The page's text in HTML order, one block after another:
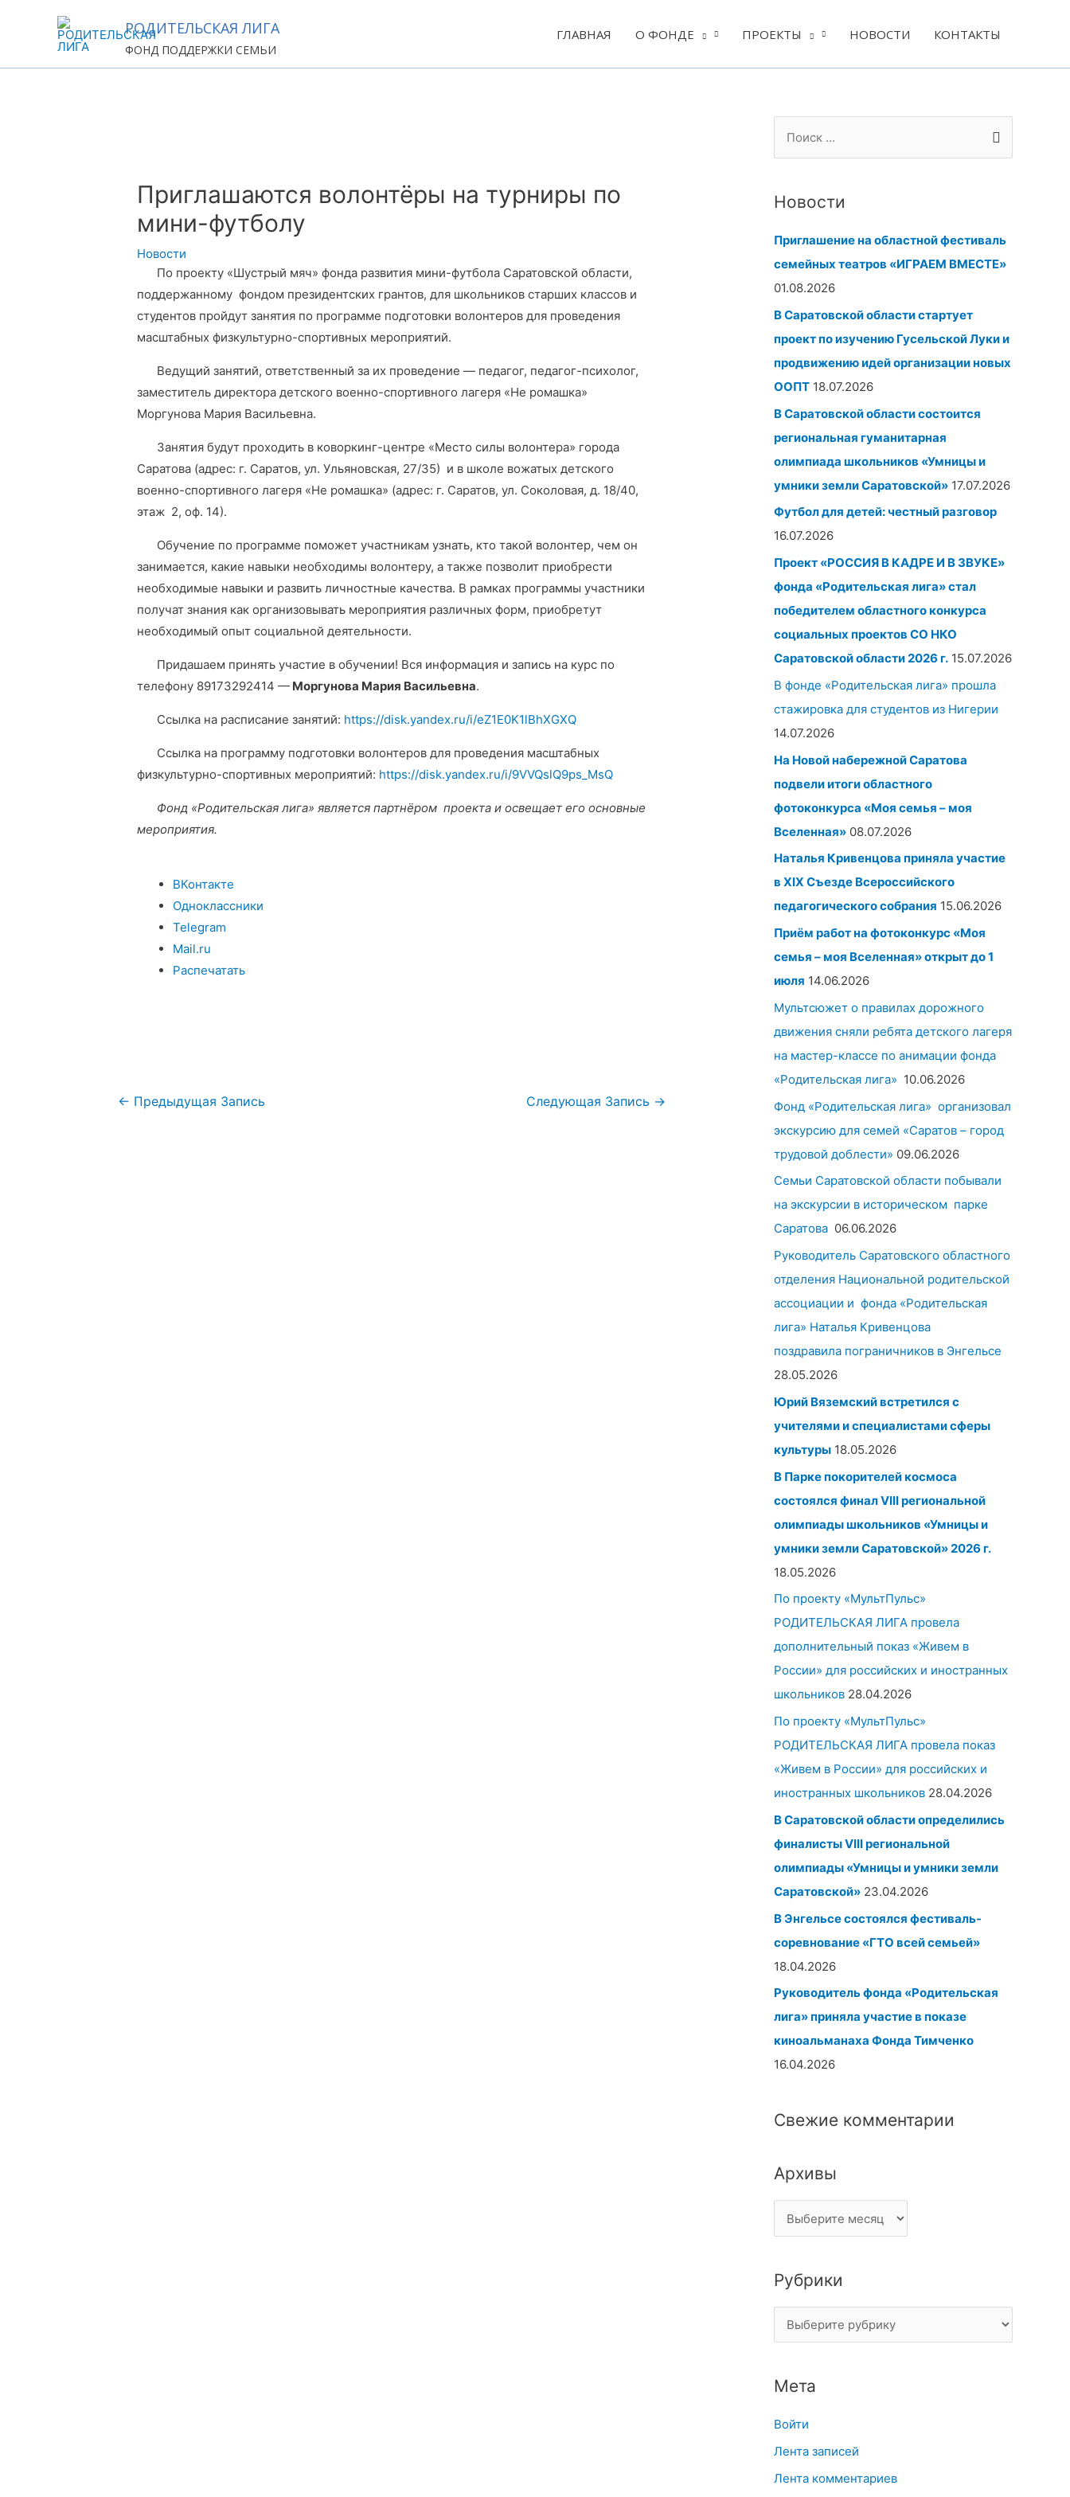
содержимому
РОДИТЕЛЬСКАЯ ЛИГА
ФОНД ПОДДЕРЖКИ СЕМЬИ
ГЛАВНАЯ О ФОНДЕ ПРОЕКТЫ НОВОСТИ КОНТАКТЫ
Приглашаются волонтёры на турниры по
мини-футболу
Новости
По проекту «Шустрый мяч» фонда развития мини-футбола Саратовской области,
поддержанному фондом президентских грантов, для школьников старших классов и
студентов пройдут занятия по программе подготовки волонтеров для проведения
масштабных физкультурно-спортивных мероприятий.
Ведущий занятий, ответственный за их проведение — педагог, педагог-психолог,
заместитель директора детского военно-спортивного лагеря «Не ромашка»
Моргунова Мария Васильевна.
Занятия будут проходить в коворкинг-центре «Место силы волонтера» города
Саратова (адрес: г. Саратов, ул. Ульяновская, 27/35) и в школе вожатых детского
военно-спортивного лагеря «Не ромашка» (адрес: г. Саратов, ул. Соколовая, д. 18/40,
этаж 2, оф. 14).
Обучение по программе поможет участникам узнать, кто такой волонтер, чем он
занимается, какие навыки необходимы волонтеру, а также позволит приобрести
необходимые навыки и развить личностные качества. В рамках программы участники
получат знания как организовывать мероприятия различных форм, приобретут
необходимый опыт социальной деятельности.
Придашаем принять участие в обучении! Вся информация и запись на курс по
телефону 89173292414 — Моргунова Мария Васильевна.
Ссылка на расписание занятий: https://disk.yandex.ru/i/eZ1E0K1lBhXGXQ
Ссылка на программу подготовки волонтеров для проведения масштабных
физкультурно-спортивных мероприятий: https://disk.yandex.ru/i/9VVQslQ9ps_MsQ
Фонд «Родительская лига» является партнёром проекта и освещает его основные
мероприятия.
ВКонтакте
Одноклассники
Telegram
Mail.ru
Распечатать
← Предыдущая Запись Следующая Запись →
с
к
:
Новости
Приглашение на областной фестиваль
семейных театров «ИГРАЕМ ВМЕСТЕ»
01.08.2026
В Саратовской области стартует
проект по изучению Гусельской Луки и
продвижению идей организации новых
ООПТ 18.07.2026
В Саратовской области состоится
региональная гуманитарная
олимпиада школьников «Умницы и
умники земли Саратовской» 17.07.2026
Футбол для детей: честный разговор
16.07.2026
Проект «РОССИЯ В КАДРЕ И В ЗВУКЕ»
фонда «Родительская лига» стал
победителем областного конкурса
социальных проектов СО НКО
Саратовской области 2026 г. 15.07.2026
В фонде «Родительская лига» прошла
стажировка для студентов из Нигерии
14.07.2026
На Новой набережной Саратова
подвели итоги областного
фотоконкурса «Моя семья – моя
Вселенная» 08.07.2026
Наталья Кривенцова приняла участие
в XIX Съезде Всероссийского
педагогического собрания 15.06.2026
Приём работ на фотоконкурс «Моя
семья – моя Вселенная» открыт до 1
июля 14.06.2026
Мультсюжет о правилах дорожного
движения сняли ребята детского лагеря
на мастер-классе по анимации фонда
«Родительская лига» 10.06.2026
Фонд «Родительская лига» организовал
экскурсию для семей «Саратов – город
трудовой доблести» 09.06.2026
Семьи Саратовской области побывали
на экскурсии в историческом парке
Саратова 06.06.2026
Руководитель Саратовского областного
отделения Национальной родительской
ассоциации и фонда «Родительская
лига» Наталья Кривенцова
поздравила пограничников в Энгельсе
28.05.2026
Юрий Вяземский встретился с
учителями и специалистами сферы
культуры 18.05.2026
В Парке покорителей космоса
состоялся финал VIII региональной
олимпиады школьников «Умницы и
умники земли Саратовской» 2026 г.
18.05.2026
По проекту «МультПульс»
РОДИТЕЛЬСКАЯ ЛИГА провела
дополнительный показ «Живем в
России» для российских и иностранных
школьников 28.04.2026
По проекту «МультПульс»
РОДИТЕЛЬСКАЯ ЛИГА провела показ
«Живем в России» для российских и
иностранных школьников 28.04.2026
В Саратовской области определились
финалистыVIII региональной
олимпиады «Умницы и умники земли
Саратовской» 23.04.2026
В Энгельсе состоялся фестиваль-
соревнование «ГТО всей семьей»
18.04.2026
Руководитель фонда «Родительская
лига» приняла участие в показе
киноальманаха Фонда Тимченко
16.04.2026
Свежие комментарии
Архивы
и
ы
Рубрики
р
к
и
Мета
Войти
Лента записей
Лента комментариев